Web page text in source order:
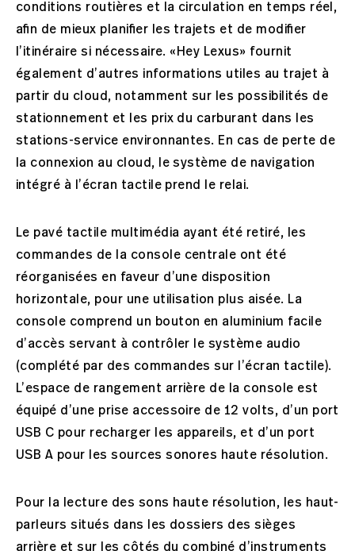
conditions routières et la circulation en temps réel,
afin de mieux planifier les trajets et de modifier
l’itinéraire si nécessaire. «Hey Lexus» fournit
également d’autres informations utiles au trajet à
partir du cloud, notamment sur les possibilités de
stationnement et les prix du carburant dans les
stations-service environnantes. En cas de perte de
la connexion au cloud, le système de navigation
intégré à l’écran tactile prend le relai.
Le pavé tactile multimédia ayant été retiré, les
commandes de la console centrale ont été
réorganisées en faveur d’une disposition
horizontale, pour une utilisation plus aisée. La
console comprend un bouton en aluminium facile
d’accès servant à contrôler le système audio
(complété par des commandes sur l’écran tactile).
L’espace de rangement arrière de la console est
équipé d’une prise accessoire de 12 volts, d’un port
USB C pour recharger les appareils, et d’un port
USB A pour les sources sonores haute résolution.
Pour la lecture des sons haute résolution, les haut-
parleurs situés dans les dossiers des sièges
arrière et sur les côtés du combiné d’instruments